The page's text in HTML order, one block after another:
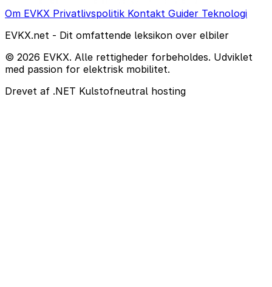
Om EVKX Privatlivspolitik Kontakt Guider Teknologi
EVKX.net - Dit omfattende leksikon over elbiler
© 2026 EVKX. Alle rettigheder forbeholdes. Udviklet
med passion for elektrisk mobilitet.
Drevet af .NET Kulstofneutral hosting